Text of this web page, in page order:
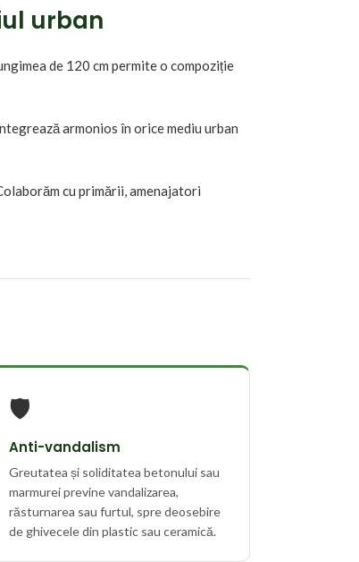
urban
de 120 cm permite o compoziție
armonios în orice mediu urban
cu primării, amenajatori
🛡️
Anti-vandalism
Greutatea și soliditatea betonului sau
marmurei previne vandalizarea,
răsturnarea sau furtul, spre deosebire
de ghivecele din plastic sau ceramică.